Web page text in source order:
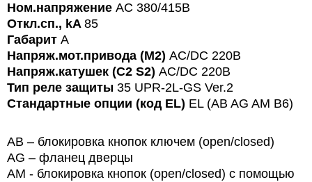
Ном.напряжение AC 380/415В
Откл.сп., kA 85
Габарит A
Напряж.мот.привода (M2) AC/DC 220B
Напряж.катушек (С2 S2) AC/DC 220В
Тип реле защиты 35 UPR-2L-GS Ver.2
Стандартные опции (код EL) EL (AB AG AM B6)
AB – блокировка кнопок ключем (open/closed)
AG – фланец дверцы
AM - блокировка кнопок (open/closed) с помощью